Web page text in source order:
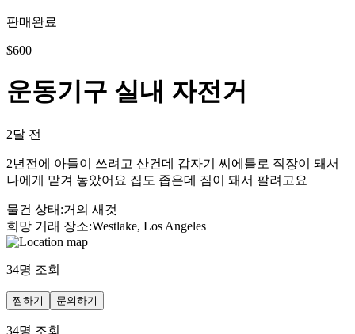
판매완료
$600
운동기구 실내 자전거
2달 전
2년전에 아들이 쓰려고 산건데 갑자기 씨에틀로 직장이 돼서
나에게 맡겨 놓았어요 집도 좁은데 짐이 돼서 팔려고요
물건 상태 :거의 새것
희망 거래 장소:Westlake, Los Angeles
34명 조회
찜하기 문의하기
34명 조회